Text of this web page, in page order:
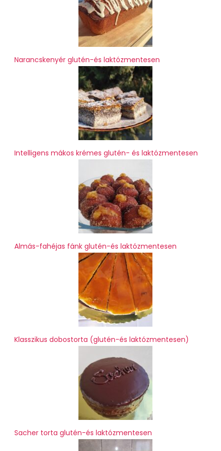
Narancskenyér glutén-és laktózmentesen
Intelligens mákos krémes glutén- és laktózmentesen
Almás-fahéjas fánk glutén-és laktózmentesen
Klasszikus dobostorta (glutén-és laktózmentesen)
Sacher torta glutén-és laktózmentesen